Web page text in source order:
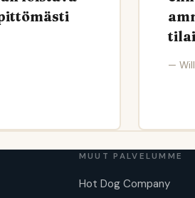
—
MUUT PALVELUMME
Hot Dog Company